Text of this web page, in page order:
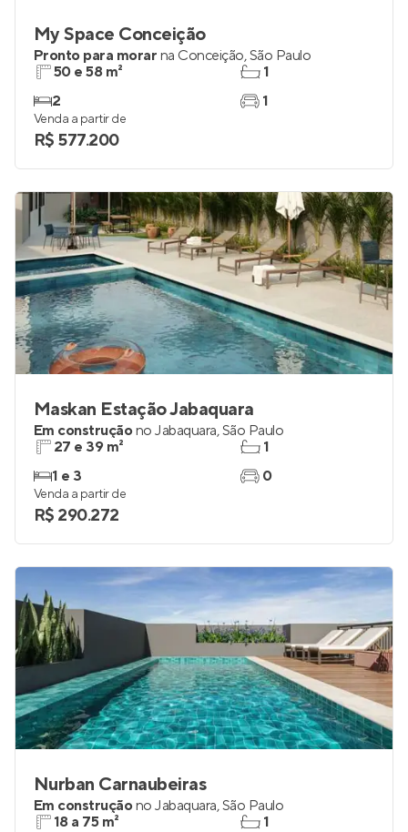
My Space Conceição
Pronto para morar na Conceição,São Paulo
50 e 58 m²
2
1
1
Venda a partir de
R$ 577.200
Maskan Estação Jabaquara
Em construçãono Jabaquara,São Paulo
27 e 39 m²
1 e 3
1
0
Venda a partir de
R$ 290.272
Nurban Carnaubeiras
Em construçãono Jabaquara,São Paulo
18 a 75 m²
1